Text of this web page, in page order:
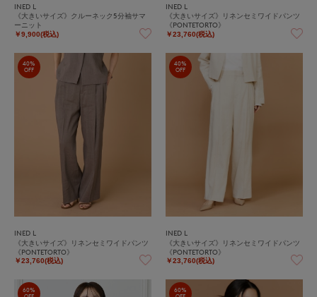
INED L
《大きいサイズ》クルーネック5分袖サマ
ーニット
￥9,900(税込)
INED L
《大きいサイズ》リネンセミワイドパンツ
《PONTETORTO》
￥23,760(税込)
40%
OFF
INED L
《大きいサイズ》リネンセミワイドパンツ
《PONTETORTO》
￥23,760(税込)
40%
OFF
INED L
《大きいサイズ》リネンセミワイドパンツ
《PONTETORTO》
￥23,760(税込)
60%
60%